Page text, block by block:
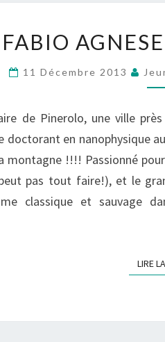
FABIO
11 Décembre 2013
de Pinerolo, une ville
doctorant en nanophysique
montagne !!!! Passionné
pas tout faire!), et le
classique et sauvage
LIRE